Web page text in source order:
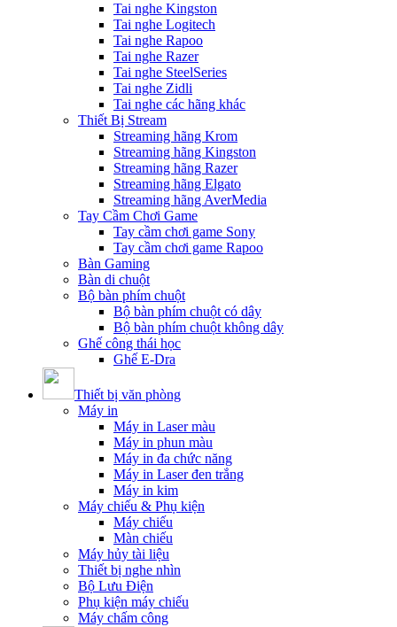
Tai nghe Kingston
Tai nghe Logitech
Tai nghe Rapoo
Tai nghe Razer
Tai nghe SteelSeries
Tai nghe Zidli
Tai nghe các hãng khác
Thiết Bị Stream
Streaming hãng Krom
Streaming hãng Kingston
Streaming hãng Razer
Streaming hãng Elgato
Streaming hãng AverMedia
Tay Cầm Chơi Game
Tay cầm chơi game Sony
Tay cầm chơi game Rapoo
Bàn Gaming
Bàn di chuột
Bộ bàn phím chuột
Bộ bàn phím chuột có dây
Bộ bàn phím chuột không dây
Ghế công thái học
Ghế E-Dra
Thiết bị văn phòng
Máy in
Máy in Laser màu
Máy in phun màu
Máy in đa chức năng
Máy in Laser đen trắng
Máy in kim
Máy chiếu & Phụ kiện
Máy chiếu
Màn chiếu
Máy hủy tài liệu
Thiết bị nghe nhìn
Bộ Lưu Điện
Phụ kiện máy chiếu
Máy chấm công